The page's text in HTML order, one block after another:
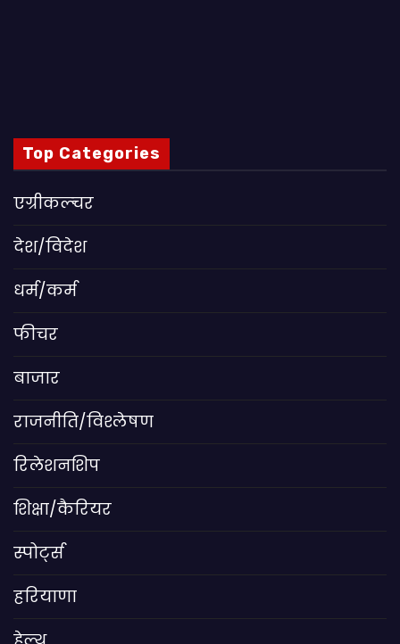
Top Categories
एग्रीकल्चर
देश/विदेश
धर्म/कर्म
फीचर
बाजार
राजनीति/विश्लेषण
रिलेशनशिप
शिक्षा/कैरियर
स्पोर्ट्स
हरियाणा